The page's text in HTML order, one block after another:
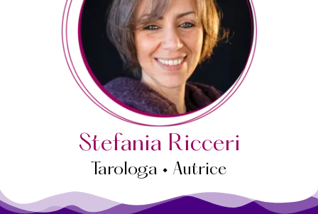
Stefania Ricceri
Tarologa • Autrice